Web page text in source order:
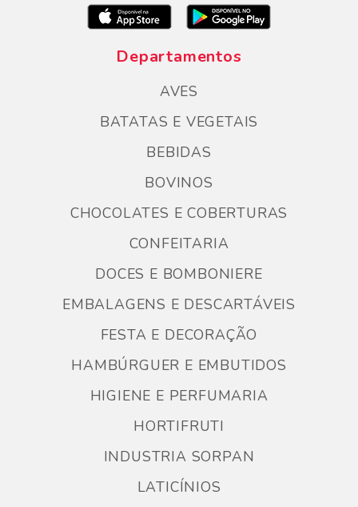
Departamentos
AVES
BATATAS E VEGETAIS
BEBIDAS
BOVINOS
CHOCOLATES E COBERTURAS
CONFEITARIA
DOCES E BOMBONIERE
EMBALAGENS E DESCARTÁVEIS
FESTA E DECORAÇÃO
HAMBÚRGUER E EMBUTIDOS
HIGIENE E PERFUMARIA
HORTIFRUTI
INDUSTRIA SORPAN
LATICÍNIOS